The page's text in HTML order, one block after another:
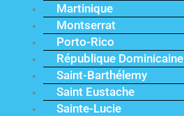
Martinique
Montserrat
Porto-Rico
République Dominicaine
Saint-Barthélemy
Saint Eustache
Sainte-Lucie